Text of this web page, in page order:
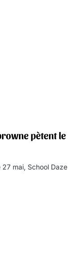
pètent le
mai, School Daze